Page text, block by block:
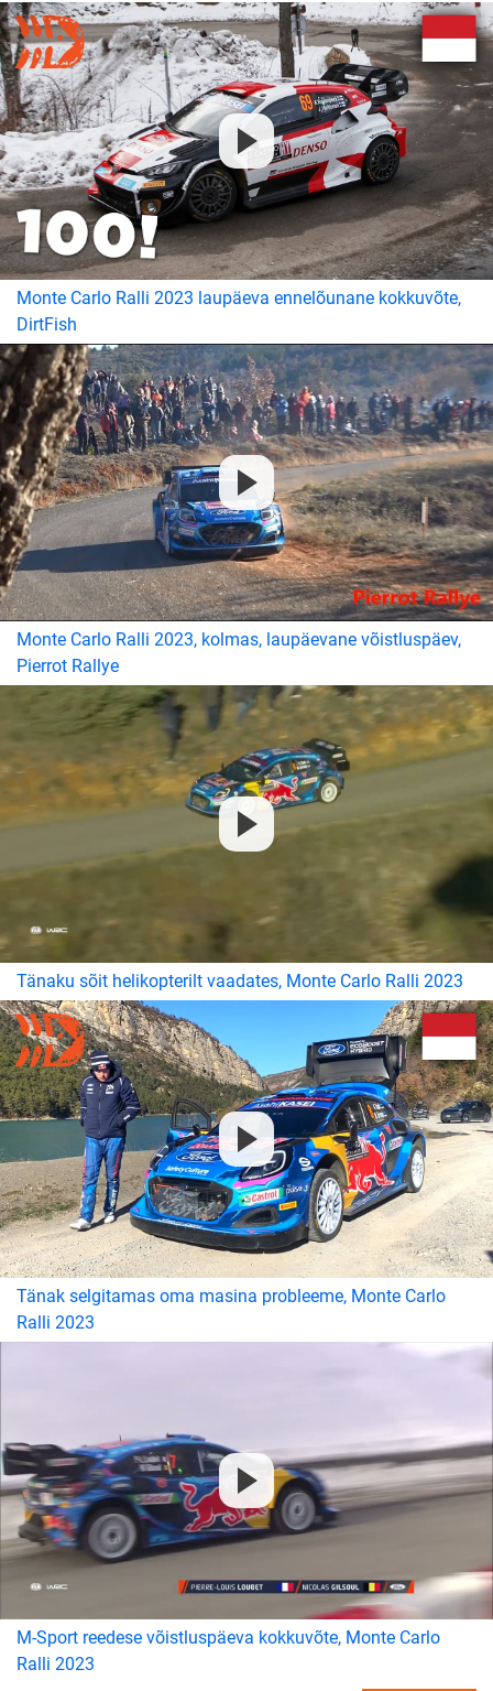
Monte Carlo Ralli 2023 laupäeva ennelõunane kokkuvõte,
DirtFish
Monte Carlo Ralli 2023, kolmas, laupäevane võistluspäev,
Pierrot Rallye
Tänaku sõit helikopterilt vaadates, Monte Carlo Ralli 2023
Tänak selgitamas oma masina probleeme, Monte Carlo
Ralli 2023
M-Sport reedese võistluspäeva kokkuvõte, Monte Carlo
Ralli 2023